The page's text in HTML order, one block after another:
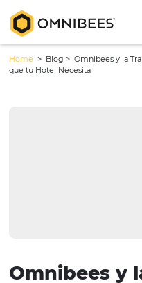
Home> Blog >Omnibees